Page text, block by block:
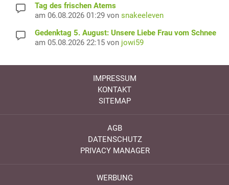
Tag des frischen Atems
am 06.08.2026 01:29 von snakeeleven
Gedenktag 5. August: Unsere Liebe Frau vom Schnee
am 05.08.2026 22:15 von jowi59
IMPRESSUM
KONTAKT
SITEMAP
AGB
DATENSCHUTZ
PRIVACY MANAGER
WERBUNG